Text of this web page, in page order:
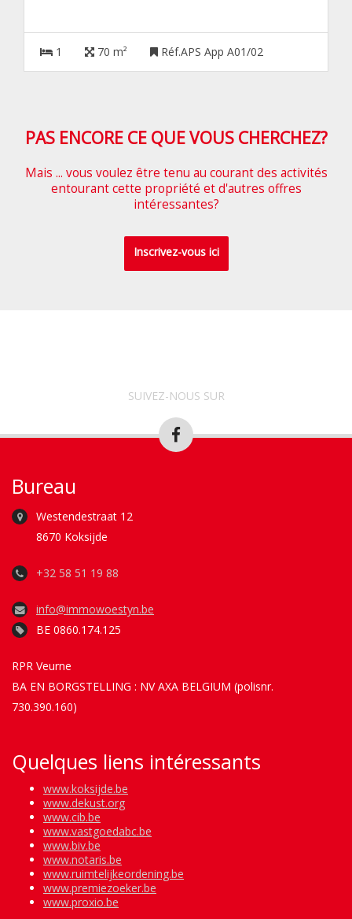
1 70 m² Réf.APS App A01/02
PAS ENCORE CE QUE VOUS CHERCHEZ?
Mais ... vous voulez être tenu au courant des activités
entourant cette propriété et d'autres offres
intéressantes?
Inscrivez-vous ici
SUIVEZ-NOUS SUR
Bureau
Westendestraat 12
8670 Koksijde
+32 58 51 19 88
info@immowoestyn.be
BE 0860.174.125
RPR Veurne
BA EN BORGSTELLING : NV AXA BELGIUM (polisnr.
730.390.160)
Quelques liens intéressants
www.koksijde.be
www.dekust.org
www.cib.be
www.vastgoedabc.be
www.biv.be
www.notaris.be
www.ruimtelijkeordening.be
www.premiezoeker.be
www.proxio.be